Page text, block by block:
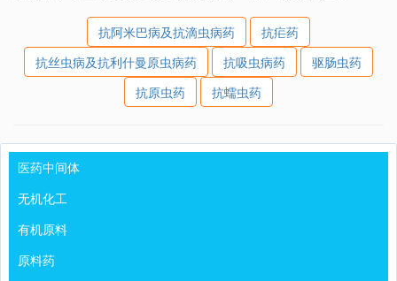
抗阿米巴病及抗滴虫病药
抗疟药
抗丝虫病及抗利什曼原虫病药
抗吸虫病药
驱肠虫药
抗原虫药
抗蠕虫药
医药中间体
无机化工
有机原料
原料药